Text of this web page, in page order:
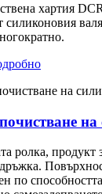
хартия
силиконовия
ролка, продукт
по